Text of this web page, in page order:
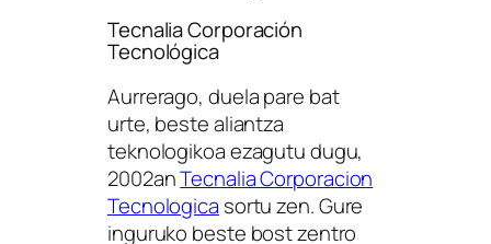
Tecnalia Corporación
Tecnológica
Aurrerago, duela pare bat
urte, beste aliantza
teknologikoa ezagutu dugu,
2002anTecnalia Corporacion
Tecnologica sortu zen. Gure
inguruko beste bost zentro